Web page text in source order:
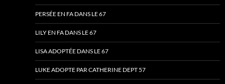
PERSÉE EN FA DANS LE 67
LILY EN FA DANS LE 67
LISA ADOPTÉE DANS LE 67
LUKE ADOPTE PAR CATHERINE DEPT 57